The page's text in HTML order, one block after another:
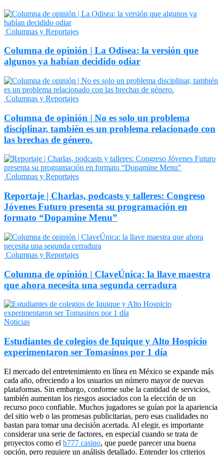
Columnas y Reportajes
Columna de opinión | La Odisea: la versión que
algunos ya habían decidido odiar
Columnas y Reportajes
Columna de opinión | No es solo un problema
disciplinar, también es un problema relacionado con
las brechas de género.
Columnas y Reportajes
Reportaje | Charlas, podcasts y talleres: Congreso
Jóvenes Futuro presenta su programación en
formato “Dopamine Menu”
Columnas y Reportajes
Columna de opinión | ClaveÚnica: la llave maestra
que ahora necesita una segunda cerradura
Noticias
Estudiantes de colegios de Iquique y Alto Hospicio
experimentaron ser Tomasinos por 1 día
El mercado del entretenimiento en línea en México se expande más
cada año, ofreciendo a los usuarios un número mayor de nuevas
plataformas. Sin embargo, conforme sube la cantidad de servicios,
también aumentan los riesgos asociados con la elección de un
recurso poco confiable. Muchos jugadores se guían por la apariencia
del sitio web o las promesas publicitarias, pero esas cualidades no
bastan para tomar una decisión acertada. Al elegir, es importante
considerar una serie de factores, en especial cuando se trata de
proyectos como el b777 casino, que puede parecer una buena
opción, pero requiere un análisis detallado. Entender los criterios